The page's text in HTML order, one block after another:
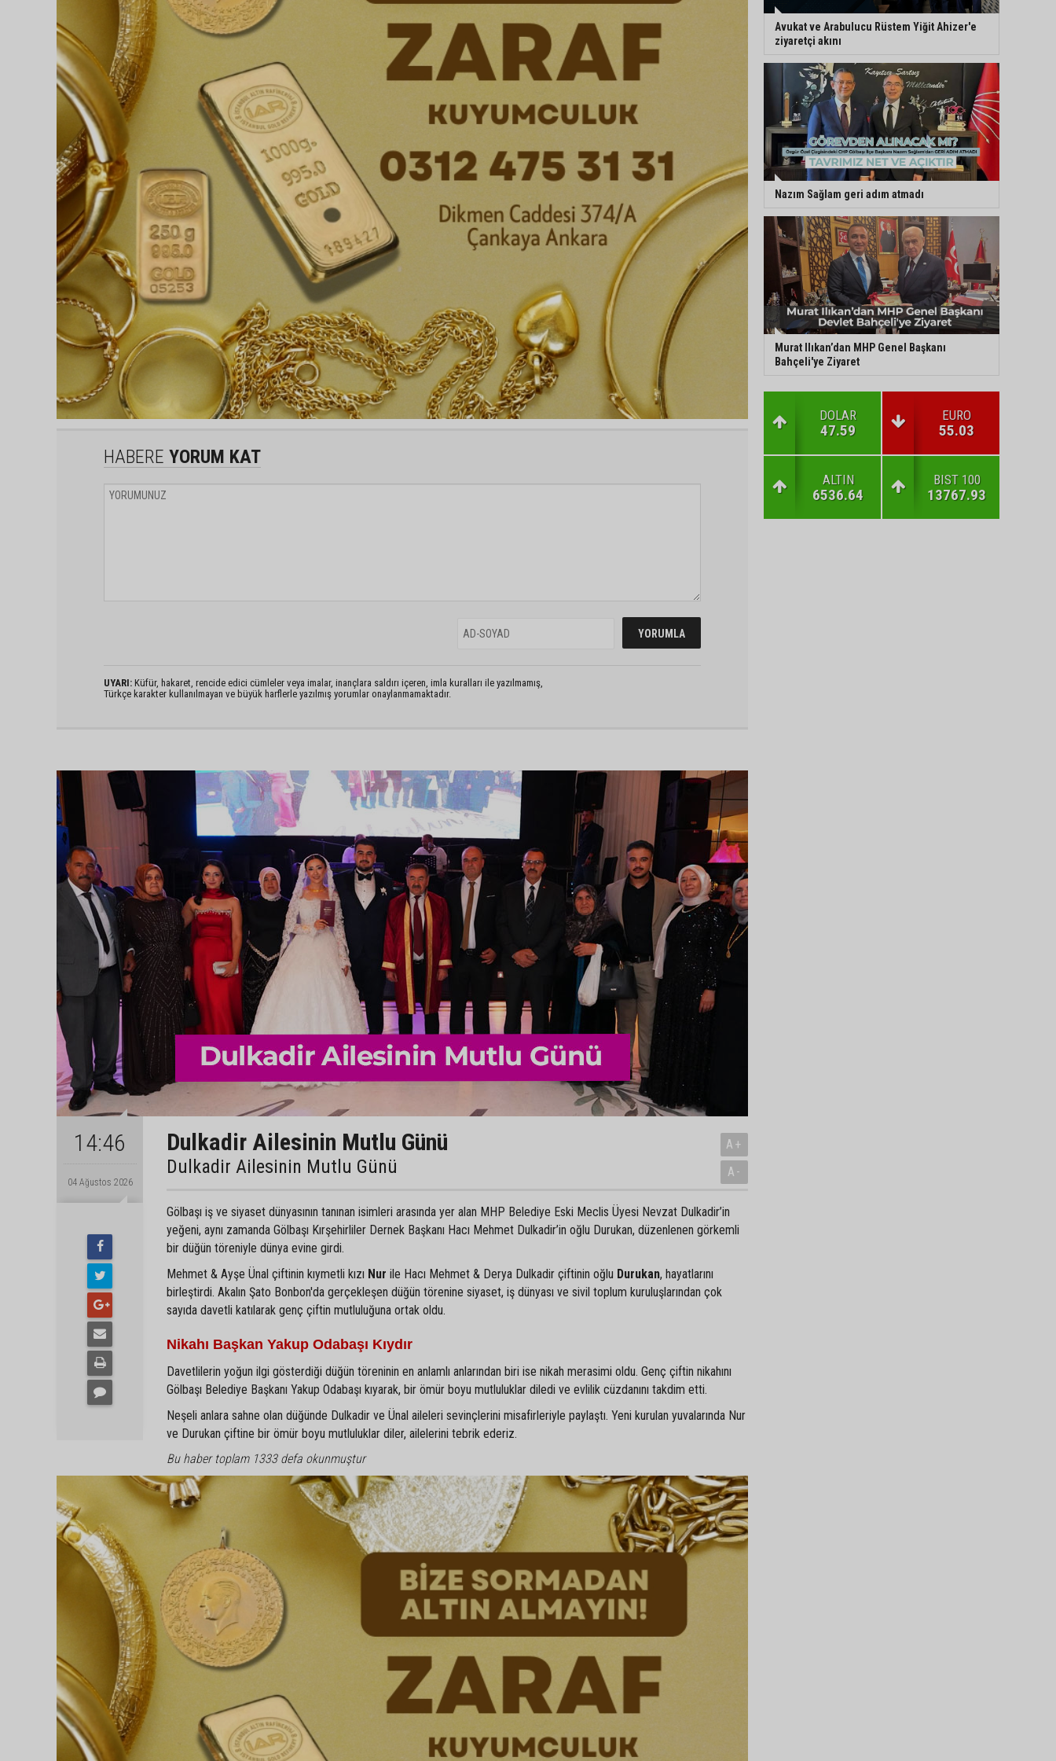
HABERE YORUM KAT
UYARI: Küfür, hakaret, rencide edici cümleler veya imalar, inançlara saldırı içeren, imla kuralları ile yazılmamış,
Türkçe karakter kullanılmayan ve büyük harflerle yazılmış yorumlar onaylanmamaktadır.
14:46
04 Ağustos 2026
Dulkadir Ailesinin Mutlu Günü
Dulkadir Ailesinin Mutlu Günü
A+
A-
Gölbaşı iş ve siyaset dünyasının tanınan isimleri arasında yer alan MHP Belediye Eski Meclis Üyesi Nevzat Dulkadir’in
yeğeni, aynı zamanda Gölbaşı Kırşehirliler Dernek Başkanı Hacı Mehmet Dulkadir’in oğlu Durukan, düzenlenen görkemli
bir düğün töreniyle dünya evine girdi.
Mehmet & Ayşe Ünal çiftinin kıymetli kızı Nur ile Hacı Mehmet & Derya Dulkadir çiftinin oğlu Durukan, hayatlarını
birleştirdi. Akalın Şato Bonbon'da gerçekleşen düğün törenine siyaset, iş dünyası ve sivil toplum kuruluşlarından çok
sayıda davetli katılarak genç çiftin mutluluğuna ortak oldu.
Nikahı Başkan Yakup Odabaşı Kıydır
Davetlilerin yoğun ilgi gösterdiği düğün töreninin en anlamlı anlarından biri ise nikah merasimi oldu. Genç çiftin nikahını
Gölbaşı Belediye Başkanı Yakup Odabaşı kıyarak, bir ömür boyu mutluluklar diledi ve evlilik cüzdanını takdim etti.
Neşeli anlara sahne olan düğünde Dulkadir ve Ünal aileleri sevinçlerini misafirleriyle paylaştı. Yeni kurulan yuvalarında Nur
ve Durukan çiftine bir ömür boyu mutluluklar diler, ailelerini tebrik ederiz.
Bu haber toplam 1333 defa okunmuştur
Avukat ve Arabulucu Rüstem Yiğit Ahizer'e
ziyaretçi akını
Nazım Sağlam geri adım atmadı
Murat Ilıkan’dan MHP Genel Başkanı
Bahçeli'ye Ziyaret
DOLAR
47.59
EURO
55.03
ALTIN
6536.64
BIST 100
13767.93